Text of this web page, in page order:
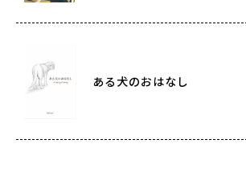
ある犬のおはなし